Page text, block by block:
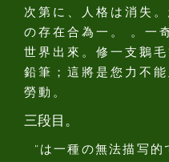
次第に、人格は消失
の存在合為一。 。一
世界出來。修一支鵝
鉛筆；這將是您力不
勞動。
三段目。
“は一種の無法描写的